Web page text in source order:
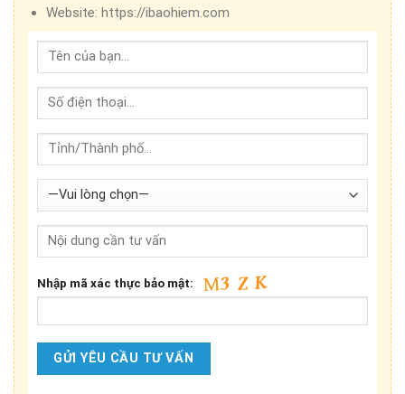
Website: https://ibaohiem.com
Nhập mã xác thực bảo mật: